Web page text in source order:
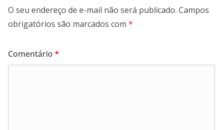
O seu endereço de e-mail não será publicado. Campos
obrigatórios são marcados com *
Comentário *